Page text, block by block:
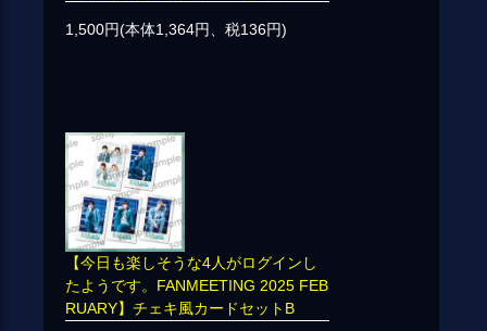
1,500円(本体1,364円、税136円)
【今日も楽しそうな4人がログインし
たようです。FANMEETING 2025 FEB
RUARY】チェキ風カードセットB